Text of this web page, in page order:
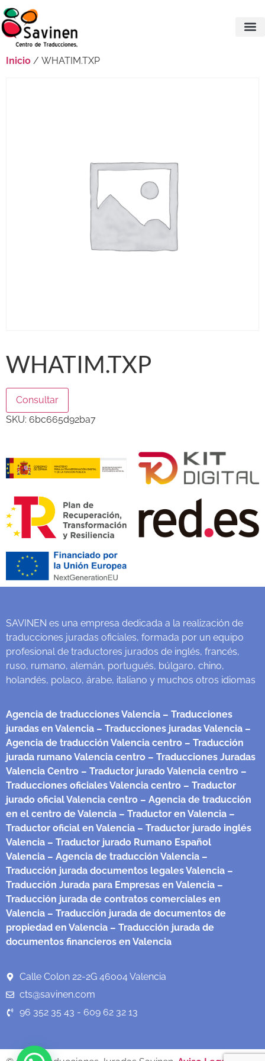
Inicio / WHATIM.TXP
WHATIM.TXP
Consultar
SKU: 6bc665d92ba7
SAVINEN es una empresa dedicada a la realización de
traducciones juradas oficiales, formada por un equipo
profesional de traductores jurados de inglés, francés,
ruso, rumano, alemán, portugués, búlgaro, chino,
holandés, polaco, árabe, italiano y muchos otros idiomas
Agencia de traducciones Valencia – Traducciones
juradas en Valencia – Traducciones juradas Valencia –
Agencia de traducción Valencia centro – Traducción
jurada rumano Valencia centro – Traducciones Juradas
Valencia Centro – Traductor jurado Valencia centro –
Traducciones oficiales Valencia centro – Traductor
jurado oficial Valencia centro – Agencia de traducción
en el centro de Valencia – Traductor en Valencia –
Traductor oficial en Valencia – Traductor jurado inglés
Valencia – Traductor jurado Rumano Español
Valencia – Agencia de traducción Valencia –
Traducción jurada documentos legales Valencia –
Traducción Jurada para Empresas en Valencia –
Traducción jurada de contratos comerciales en
Valencia – Traducción jurada de documentos de
propiedad en Valencia – Traducción jurada de
documentos financieros en Valencia
Calle Colon 22-2G 46004 Valencia
cts@savinen.com
96 352 35 43 - 609 62 32 13